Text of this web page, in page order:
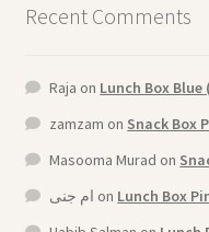
Recent Comments
Raja on
zamzam on
Masooma Murad on
ام جنى on